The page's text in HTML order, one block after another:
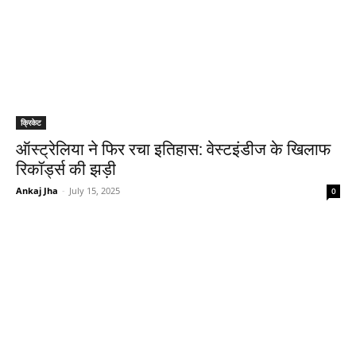
क्रिकेट
ऑस्ट्रेलिया ने फिर रचा इतिहास: वेस्टइंडीज के खिलाफ
रिकॉर्ड्स की झड़ी
Ankaj Jha - July 15, 2025 0